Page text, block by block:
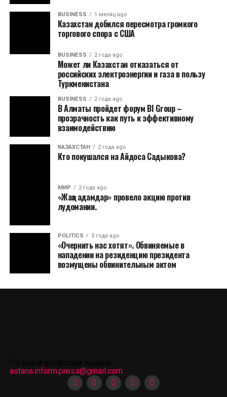
BUSINESS 1 месяц ago
Казахстан добился пересмотра громкого
торгового спора с США
BUSINESS 2 года ago
Может ли Казахстан отказаться от
российских электроэнергии и газа в пользу
Туркменистана
BUSINESS 2 года ago
В Алматы пройдет форум BI Group –
прозрачность как путь к эффективному
взаимодействию
КАЗАХСТАН 2 года ago
Кто покушался на Айдоса Садыкова?
МИР 2 года ago
«Жаңа адамдар» провело акцию против
лудомании.
POLITICS 3 года ago
«Очернить нас хотят». Обвиняемые в
нападении на резиденцию президента
возмущены обвинительным актом
astana.inform.press@gmail.com